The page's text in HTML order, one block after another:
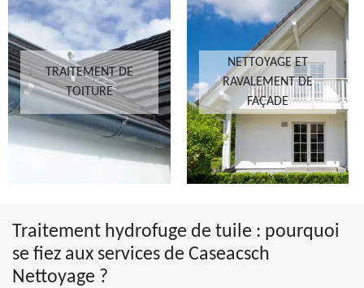
TRAITEMENT DE
TOITURE
NETTOYAGE ET
RAVALEMENT DE
FAÇADE
Traitement hydrofuge de tuile : pourquoi
se fiez aux services de Caseacsch
Nettoyage ?